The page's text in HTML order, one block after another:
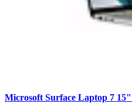
Microsoft Surface Laptop 7